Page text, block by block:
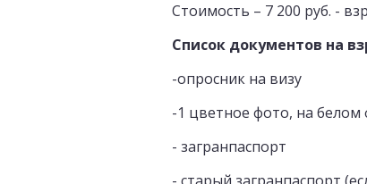
Стоимость – 7 200 руб. -
Список документов на
-опросник на визу
-1 цветное фото, на белом
- загранпаспорт